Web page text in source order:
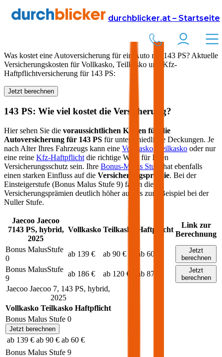
durchblicker.at – Startseite
Versicherung Autoversicherung
PS in Österreich
Was kostet eine Autoversicherung für ein Auto mit 143 PS? Aktuelle
Versicherungskosten für Vollkasko, Teilkasko und Kfz-
Haftpflichtversicherung für 143 PS:
Jetzt berechnen
143 PS: Wie viel kostet die Versicherung?
Hier sehen Sie die voraussichtlichen Kosten für die
Autoversicherung für 143 PS für unterschiedliche Deckungen. Je
nach Alter Ihres Fahrzeugs kann eine Vollkasko, Teilkasko oder nur
eine reine Kfz-Haftpflicht die richtige Wahl für Ihren
Versicherungsschutz sein. Ihre Bonus-Malus Stufe
hat ebenfalls
einen starken Einfluss auf die Versicherungsprämie. Bei der
Einsteigerstufe (Bonus Malus Stufe 9) fallen die
Versicherungsprämien deutlich höher aus als zum Beispiel bei der
Nuller Stufe.
Jaecoo Jaecoo
7143PS, hybrid,
2025
Vollkasko Teilkasko Haftpflicht
Link zur
Berechnung
Bonus MalusStufe
0
ab 139 € ab 90 € ab 60 €
Jetzt
berechnen
Bonus MalusStufe
9
ab 186 € ab 120 € ab 87 €
Jetzt
berechnen
Jaecoo Jaecoo 7, 143 PS, hybrid,
2025
Vollkasko Teilkasko Haftpflicht
Bonus Malus Stufe 0
Jetzt berechnen
ab 139 € ab 90 € ab 60 €
Bonus Malus Stufe 9